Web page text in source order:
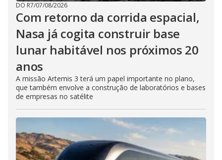
DO R7/07/08/2026
Com retorno da corrida espacial,
Nasa já cogita construir base
lunar habitável nos próximos 20
anos
A missão Artemis 3 terá um papel importante no plano,
que também envolve a construção de laboratórios e bases
de empresas no satélite